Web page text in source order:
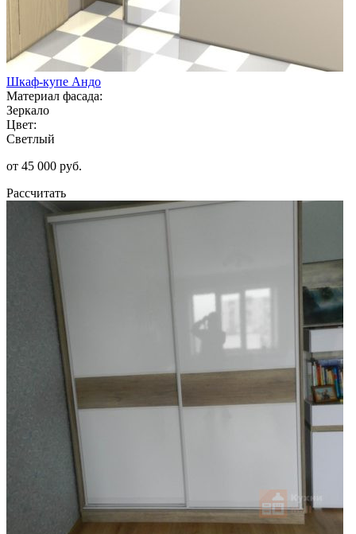
Шкаф-купе Андо
Материал фасада:
Зеркало
Цвет:
Светлый
от 45 000 руб.
Рассчитать